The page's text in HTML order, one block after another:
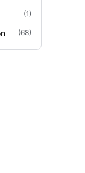
(1)
(68)